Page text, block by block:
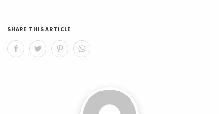
SHARE THIS ARTICLE